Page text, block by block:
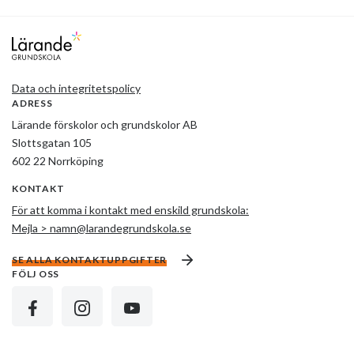
Lärande grundskola
Data och integritetspolicy
ADRESS
Lärande förskolor och grundskolor AB
Slottsgatan 105
602 22 Norrköping
KONTAKT
För att komma i kontakt med enskild grundskola:
Mejla > namn@larandegrundskola.se
SE ALLA KONTAKTUPPGIFTER
FÖLJ OSS
FACEBOOKINSTAGRAM
YOUTUBE